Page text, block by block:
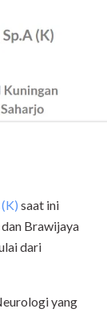
saat ini
Brawijaya
dari
yang